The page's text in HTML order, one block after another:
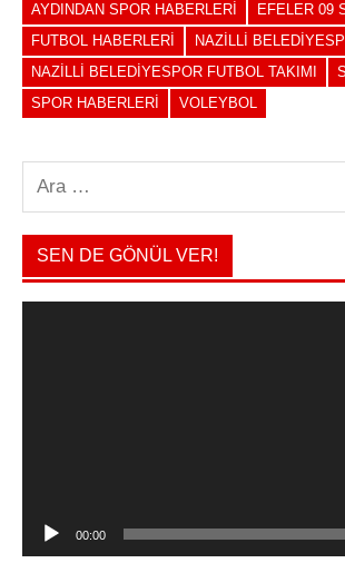
AYDINDAN SPOR HABERLERI
EFELER 09
FUTBOL HABERLERI
NAZILLI
NAZILLI BELEDIYESPOR FUTBOL TAKIMI
SPOR HABERLERI
VOLEYBOL
SEN DE GÖNÜL VER!
Video
00:00